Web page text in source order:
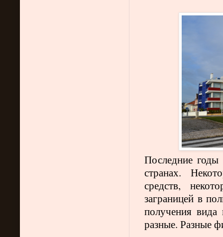
Последние
странах.
средств,
заграницей в
получения
разные. Разные